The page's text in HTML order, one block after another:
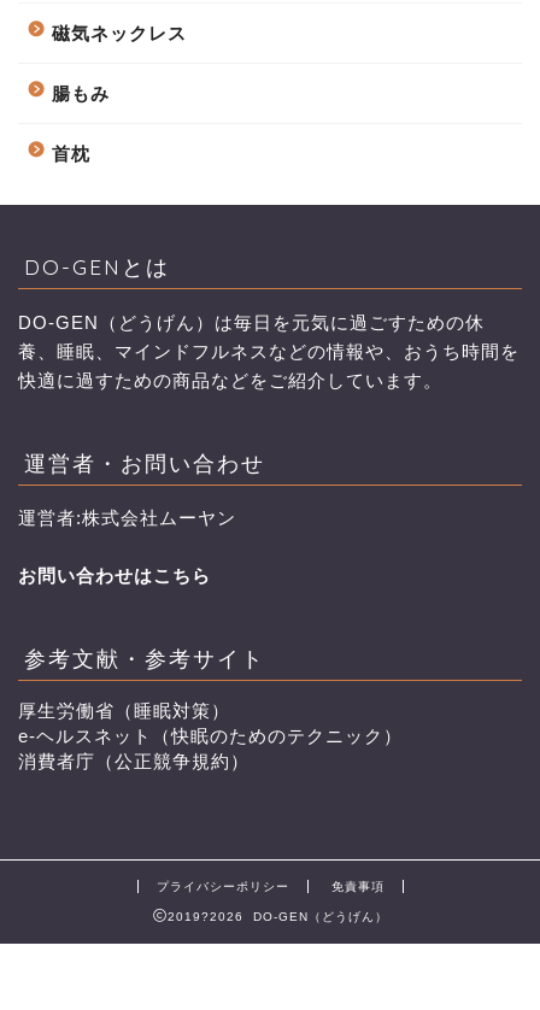
磁気ネックレス
腸もみ
首枕
DO-GENとは
DO-GEN（どうげん）は毎日を元気に過ごすための休
養、睡眠、マインドフルネスなどの情報や、おうち時間を
快適に過すための商品などをご紹介しています。
運営者・お問い合わせ
運営者:株式会社ムーヤン
お問い合わせはこちら
参考文献・参考サイト
厚生労働省（睡眠対策）
e-ヘルスネット（快眠のためのテクニック）
消費者庁（公正競争規約）
プライバシーポリシー 免責事項
2019?2026 DO-GEN（どうげん）